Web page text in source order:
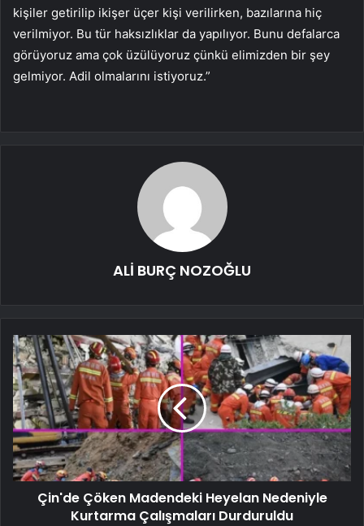
kişiler getirilip ikişer üçer kişi verilirken, bazılarına hiç
verilmiyor. Bu tür haksızlıklar da yapılıyor. Bunu defalarca
görüyoruz ama çok üzülüyoruz çünkü elimizden bir şey
gelmiyor. Adil olmalarını istiyoruz.”
ALİ BURÇ NOZOĞLU
Çin'de Çöken Madendeki Heyelan Nedeniyle
Kurtarma Çalışmaları Durduruldu